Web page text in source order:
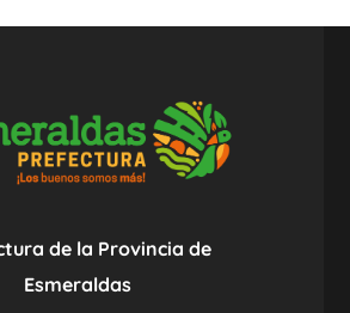
de la Provincia de
Esmeraldas